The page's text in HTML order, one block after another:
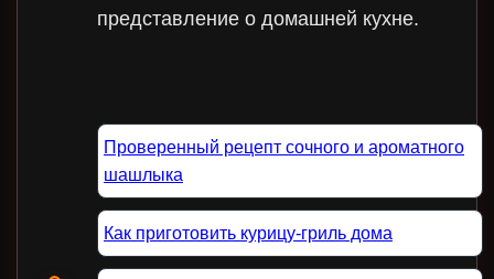
представление о домашней кухне.
Проверенный рецепт сочного и ароматного
шашлыка
Как приготовить курицу-гриль дома